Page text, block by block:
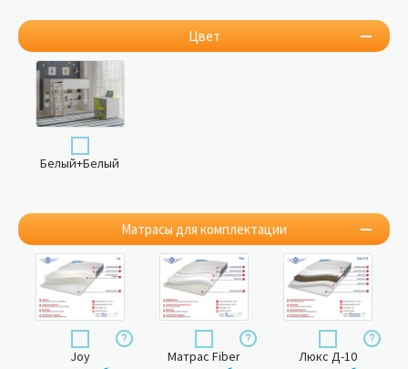
Цвет
Матрасы для комплектации
Белый+Белый
Joy
Матрас Fiber
Люкс Д-10